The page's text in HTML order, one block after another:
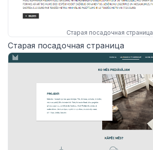
Старая посадочная страница
Старая посадочная страница